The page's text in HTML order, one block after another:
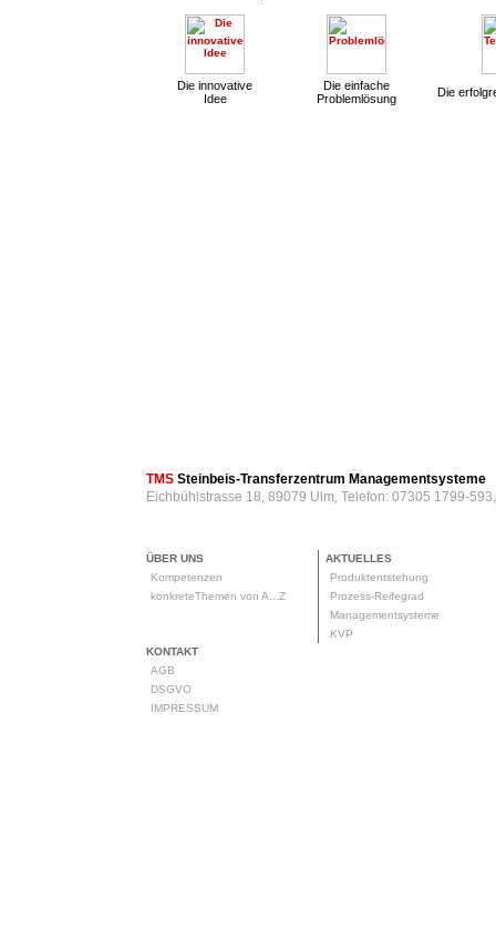
Die innovative
Idee
Die einfache
Problemlösung
Die
TMS Steinbeis-Transferzentrum Managementsysteme
Eichbühlstrasse 18, 89079 Ulm, Telefon: 07305 1799-
ÜBER UNS
Kompetenzen
konkreteThemen von A...Z
AKTUELLES
Produktentstehung
Prozess-Reifegrad
Managementsysteme
KVP
KONTAKT
AGB
DSGVO
IMPRESSUM